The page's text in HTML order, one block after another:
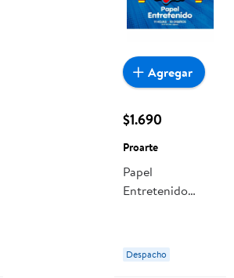
$1.690
Proarte
Papel
Entretenido
Diseños 1 Un
Proarte
Despacho
Agregar